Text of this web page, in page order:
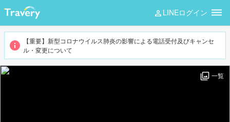
LINEログイン
【重要】新型コロナウイルス肺炎の影響による電話受付及びキャンセ
ル・変更について
一覧